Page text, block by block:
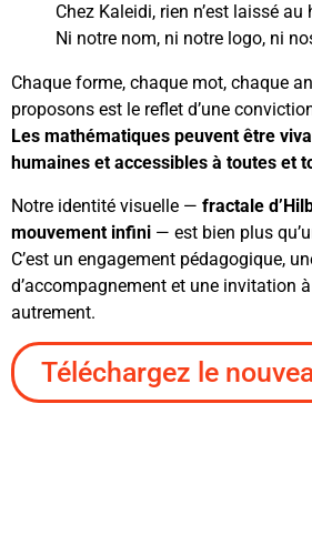
Chez Kaleidi, rien n’est laissé au
Ni notre nom, ni notre logo, ni
Chaque forme, chaque mot, chaque
proposons est le reflet d’une
Les mathématiques peuvent être
humaines et accessibles à toutes et
Notre identité visuelle — fractale
mouvement infini — est bien plus
C’est un engagement pédagogique,
d’accompagnement et une invitation
autrement.
Téléchargez le